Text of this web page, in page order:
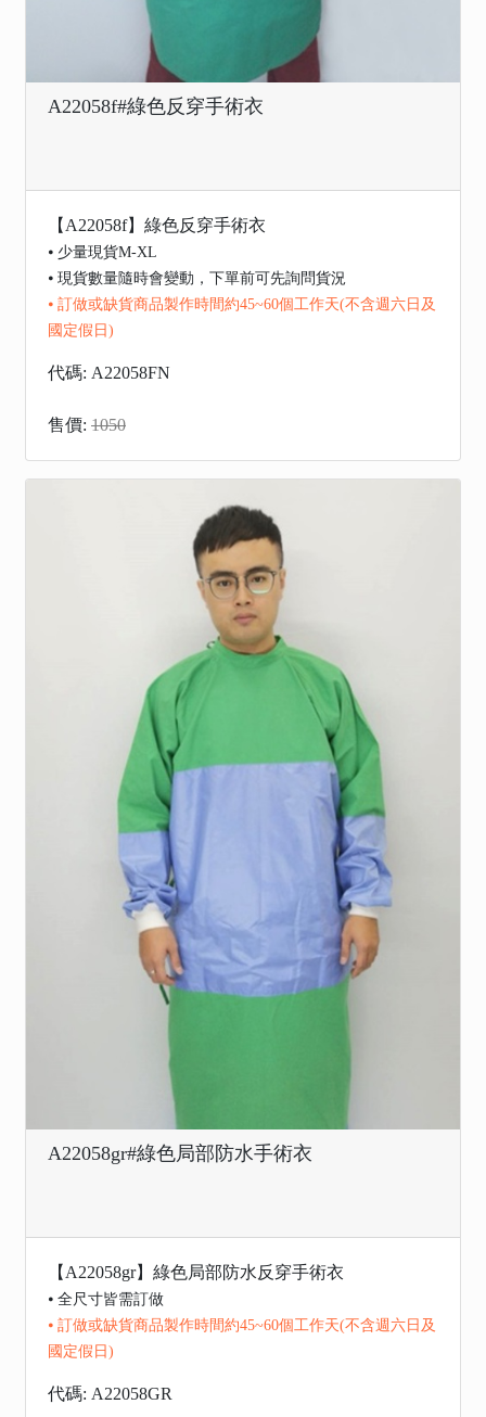
A22058f#綠色反穿手術衣
【A22058f】綠色反穿手術衣
⦁ 少量現貨M-XL
⦁ 現貨數量隨時會變動，下單前可先詢問貨況
⦁ 訂做或缺貨商品製作時間約45~60個工作天(不含週六日及
國定假日)
代碼: A22058FN
售價: 1050
A22058gr#綠色局部防水手術衣
【A22058gr】綠色局部防水反穿手術衣
⦁ 全尺寸皆需訂做
⦁ 訂做或缺貨商品製作時間約45~60個工作天(不含週六日及
國定假日)
代碼: A22058GR